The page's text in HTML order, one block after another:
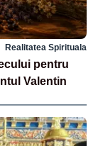
Realitatea Spirituala
pentru
Valentin